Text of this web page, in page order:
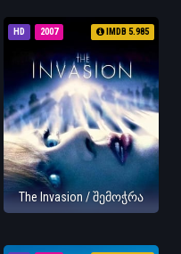
HD 2007 IMDB 5.985
The Invasion / შემოჭრა